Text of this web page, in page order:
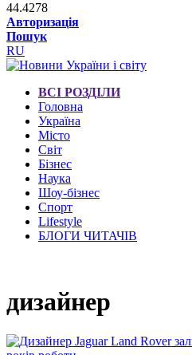
44.4278
Авторизація
Пошук
RU
ВСІ РОЗДІЛИ
Головна
Україна
Місто
Світ
Бізнес
Наука
Шоу-бізнес
Спорт
Lifestyle
БЛОГИ ЧИТАЧІВ
дизайнер